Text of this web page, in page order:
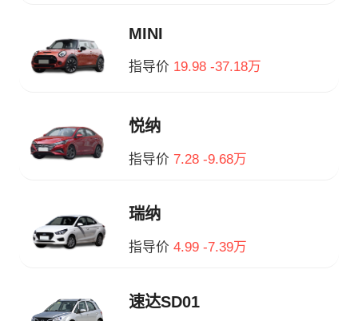
MINI
指导价 19.98 -37.18万
悦纳
指导价 7.28 -9.68万
瑞纳
指导价 4.99 -7.39万
速达SD01